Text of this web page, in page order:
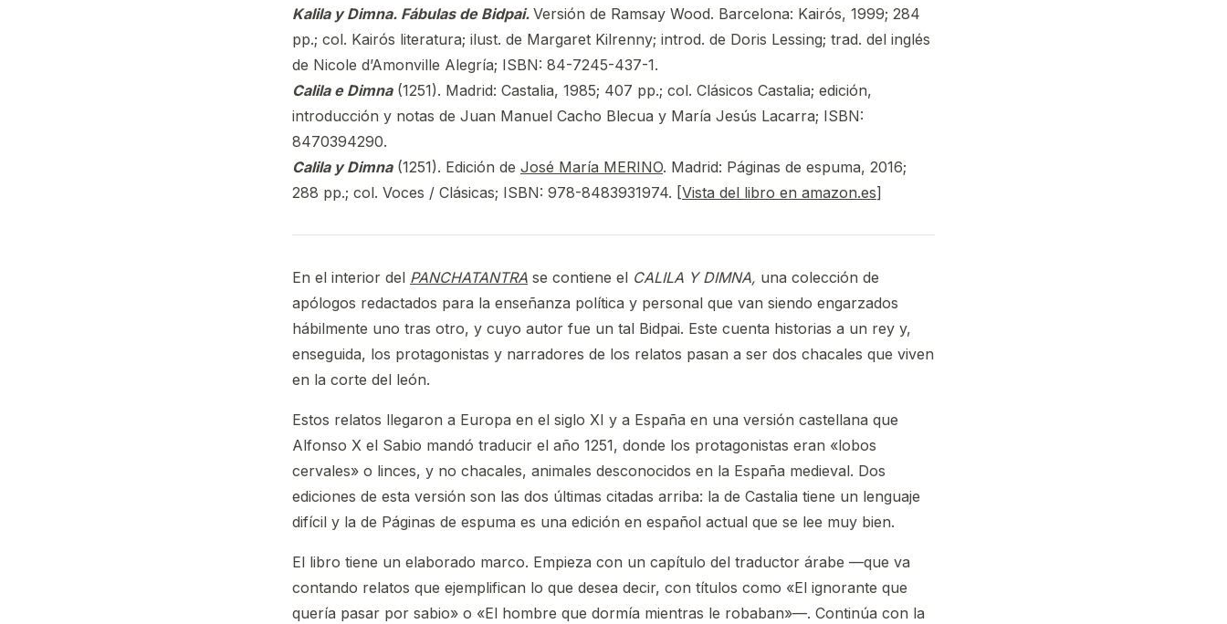
Kalila y Dimna. Fábulas de Bidpai. Versión de Ramsay Wood. Barcelona: Kairós, 1999; 284
pp.; col. Kairós literatura; ilust. de Margaret Kilrenny; introd. de Doris Lessing; trad. del inglés
de Nicole d’Amonville Alegría; ISBN: 84-7245-437-1.
Calila e Dimna(1251). Madrid: Castalia, 1985; 407 pp.; col. Clásicos Castalia; edición,
introducción y notas de Juan Manuel Cacho Blecua y María Jesús Lacarra; ISBN:
8470394290.
Calila y Dimna(1251). Edición de José María MERINO. Madrid: Páginas de espuma, 2016;
288 pp.; col. Voces / Clásicas; ISBN: 978-8483931974. [Vista del libro en amazon.es]
En el interior del PANCHATANTRA se contiene el CALILA Y DIMNA, una colección de
apólogos redactados para la enseñanza política y personal que van siendo engarzados
hábilmente uno tras otro, y cuyo autor fue un tal Bidpai. Este cuenta historias a un rey y,
enseguida, los protagonistas y narradores de los relatos pasan a ser dos chacales que viven
en la corte del león.
Estos relatos llegaron a Europa en el siglo XI y a España en una versión castellana que
Alfonso X el Sabio mandó traducir el año 1251, donde los protagonistas eran «lobos
cervales» o linces, y no chacales, animales desconocidos en la España medieval. Dos
ediciones de esta versión son las dos últimas citadas arriba: la de Castalia tiene un lenguaje
difícil y la de Páginas de espuma es una edición en español actual que se lee muy bien.
El libro tiene un elaborado marco. Empieza con un capítulo del traductor árabe —que va
contando relatos que ejemplifican lo que desea decir, con títulos como «El ignorante que
quería pasar por sabio» o «El hombre que dormía mientras le robaban»—. Continúa con la